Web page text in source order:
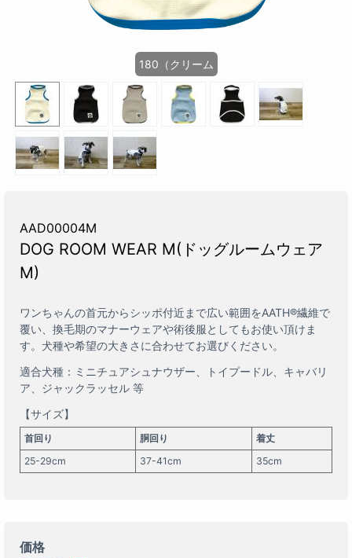
180（クリーム
AAD00004M
DOG ROOM WEAR M(ドッグルームウェア
M)
ワンちゃんの首元からシッポ付近まで広い範囲をAATH®繊維で
覆い、換毛期のマナーウェアや術後服としてもお使い頂けま
す。犬種や希望の大きさに合わせてお選びください。
適合犬種：ミニチュアシュナウザー、トイプードル、キャバリ
ア、ジャックラッセル 等
【サイズ】
首回り 胴回り
着丈
25-29cm
37-41cm 35cm
価格